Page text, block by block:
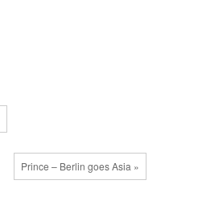
Prince – Berlin goes Asia »